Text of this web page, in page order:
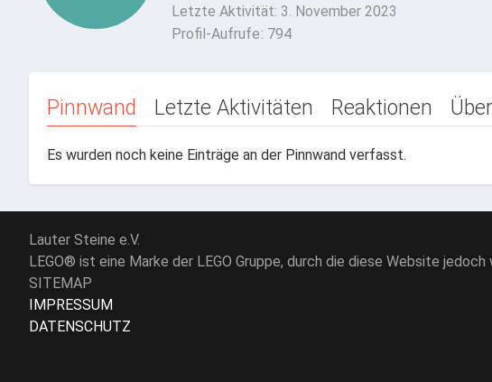
Letzte Aktivität: 3. November 2023
Profil-Aufrufe 794
Pinnwand Letzte Aktivitäten Reaktionen
Es wurden noch keine Einträge an der Pinnwand verfasst.
Lauter Steine e.V.
LEGO® ist eine Marke der LEGO Gruppe, durch die diese Website
SITEMAP
IMPRESSUM
DATENSCHUTZ